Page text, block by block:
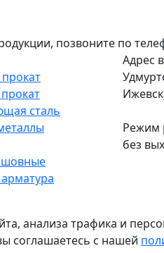
позвоните по
сталь
Адрес
Режим
без
анализа трафика и
соглашаетесь с нашей